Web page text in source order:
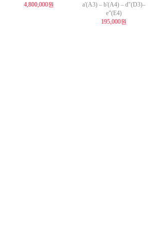
4,800,000원
a'(A3) – b'(A4) – d"(D3)–
e"(E4)
195,000원